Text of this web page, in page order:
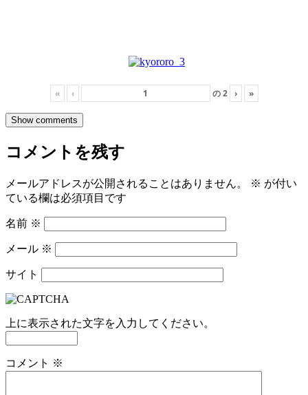
« ‹ の2 › »
Show comments
コメントを残す
メールアドレスが公開されることはありません。 ※ が付い
ている欄は必須項目です
名前 ※
メール ※
サイト
上に表示された文字を入力してください。
コメント ※